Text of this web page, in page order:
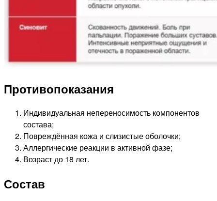
Противопоказания
Индивидуальная непереносимость компонентов
состава;
Повреждённая кожа и слизистые оболочки;
Аллергические реакции в активной фазе;
Возраст до 18 лет.
Состав